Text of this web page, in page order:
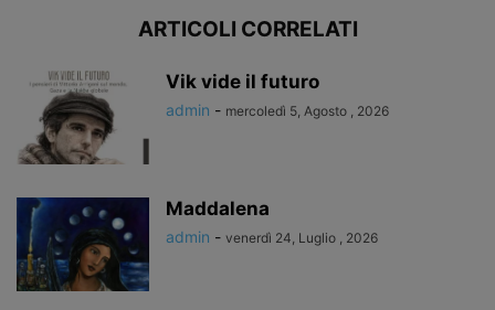
ARTICOLI CORRELATI
Vik vide il futuro
admin - mercoledì 5, Agosto , 2026
Maddalena
admin - venerdì 24, Luglio , 2026